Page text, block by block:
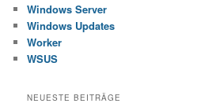
Windows Server
Windows Updates
Worker
WSUS
NEUESTE BEITRÄGE